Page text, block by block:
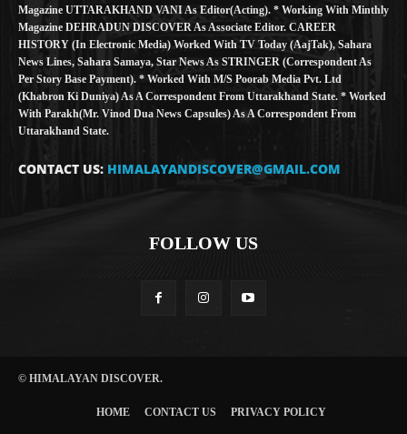
Magazine UTTARAKHAND VANI As Editor(Acting). * Working With Minthly
Magazine DEHRADUN DISCOVER As Associate Editor. CAREER
HISTORY (in Electronic Media) Worked With TV Today (AajTak), Sahara
News Lines, Sahara Samaya, Star News As STRINGER (Correspondent As
Per Story Base Payment). * Worked With M/S Poorab Media Pvt. Ltd
(Khabron Ki Duniya) As A Correspondent From Uttarakhand State. * Worked
With Parakh(Mr. Vinod Dua News Capsules) As A Correspondent From
Uttarakhand State.
CONTACT US: HIMALAYANDISCOVER@GMAIL.COM
FOLLOW US
© HIMALAYAN DISCOVER.
HOME CONTACT US PRIVACY POLICY